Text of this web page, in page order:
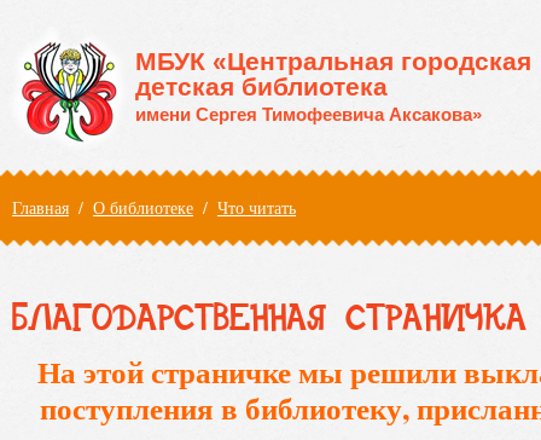
МБУК «Центральная городская
детская библиотека
имени Сергея Тимофеевича Аксакова»
Вы здесь
Главная / О библиотеке / Что читать
БЛАГОДАРСТВЕННАЯ СТРАНИЧКА
На этой страничке мы решили
поступления в библиотеку,